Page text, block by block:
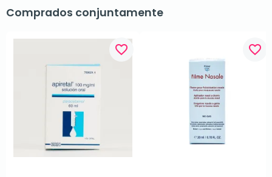
Comprados conjuntamente
favorite_border favorite_border